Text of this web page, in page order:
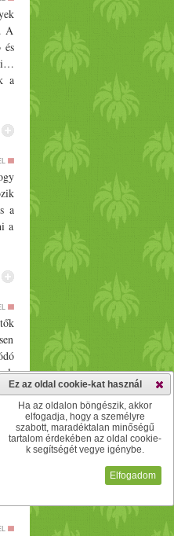
A
és
a
a
a
Ez az oldal cookie-kat használ
Ha az oldalon böngészik, akkor
elfogadja, hogy a személyre
szabott, maradéktalan minőségű
tartalom érdekében az oldal cookie-
k segítségét vegye igénybe.
Elfogadom